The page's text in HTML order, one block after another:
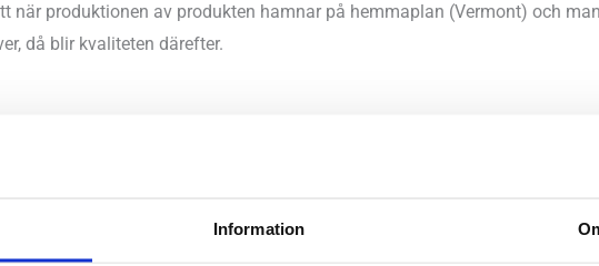
Information
när produktionen av produkten hamnar på hemmaplan (Vermont) och
då blir kvaliteten därefter.
efter aktivitet. Men du bör självklart också välja utifrån vilka